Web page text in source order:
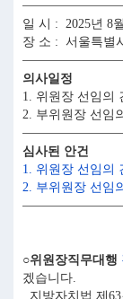
일 시 : 2025년 8
장 소 : 서울특별
의사일정
1. 위원장 선임의
2. 부위원장 선임
심사된 안건
1. 위원장 선임의
2. 부위원장 선임
○위원장직무대행
겠습니다.
지방자치법 제